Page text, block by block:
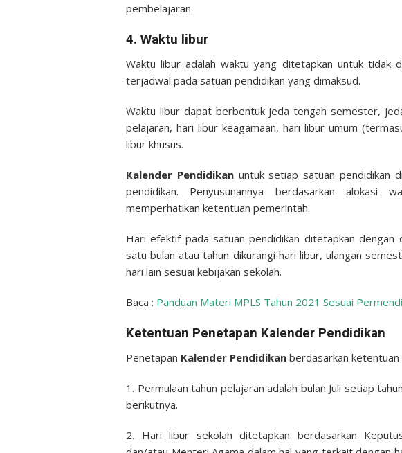
pembelajaran.
4. Waktu libur
Waktu libur adalah waktu yang ditetapkan untuk tidak
terjadwal pada satuan pendidikan yang dimaksud.
Waktu libur dapat berbentuk jeda tengah semester,
pelajaran, hari libur keagamaan, hari libur umum
libur khusus.
Kalender Pendidikanuntuk setiap satuan pendidikan
pendidikan. Penyusunannya berdasarkan alokasi
memperhatikan ketentuan pemerintah.
Hari efektif pada satuan pendidikan ditetapkan dengan
satu bulan atau tahun dikurangi hari libur, ulangan
hari lain sesuai kebijakan sekolah.
Baca : Panduan Materi MPLS Tahun 2021 Sesuai
Ketentuan Penetapan Kalender Pendidikan
Penetapan Kalender Pendidikan berdasarkan
1. Permulaan tahun pelajaran adalah bulan Juli setiap
berikutnya.
2. Hari libur sekolah ditetapkan berdasarkan